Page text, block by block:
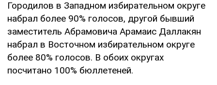
Городилов в Западном избирательном округе
набрал более 90% голосов, другой бывший
заместитель Абрамовича Арамаис Даллакян
набрал в Восточном избирательном округе
более 80% голосов. В обоих округах
посчитано 100% бюллетеней.